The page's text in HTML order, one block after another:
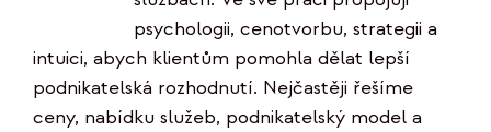
psychologii, cenotvorbu, strategii a
intuici, abych klientům pomohla dělat lepší
podnikatelská rozhodnutí. Nejčastěji řešíme
ceny, nabídku služeb, podnikatelský model a